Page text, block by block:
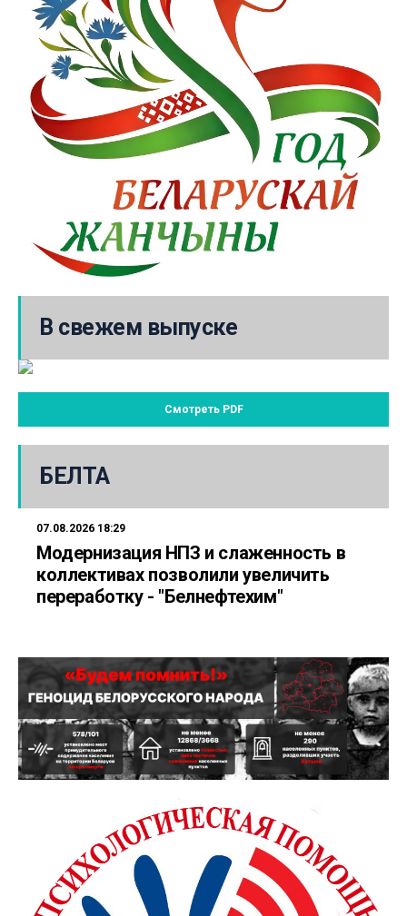
В свежем выпуске
Смотреть PDF
БЕЛТА
07.08.2026 18:29
Модернизация НПЗ и слаженность в
коллективах позволили увеличить
переработку - "Белнефтехим"